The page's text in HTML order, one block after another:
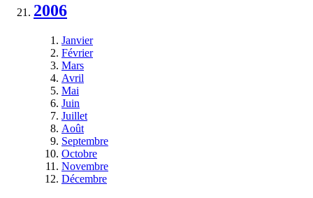
2006
Janvier
Février
Mars
Avril
Mai
Juin
Juillet
Août
Septembre
Octobre
Novembre
Décembre